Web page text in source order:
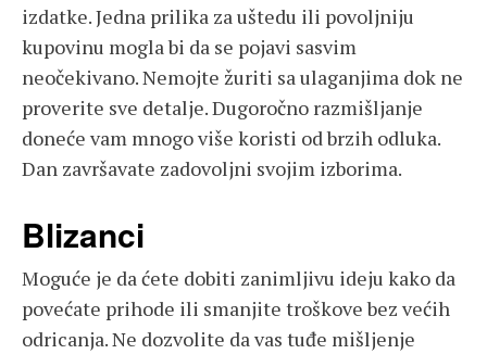
izdatke. Jedna prilika za uštedu ili povoljniju
kupovinu mogla bi da se pojavi sasvim
neočekivano. Nemojte žuriti sa ulaganjima dok ne
proverite sve detalje. Dugoročno razmišljanje
doneće vam mnogo više koristi od brzih odluka.
Dan završavate zadovoljni svojim izborima.
Blizanci
Moguće je da ćete dobiti zanimljivu ideju kako da
povećate prihode ili smanjite troškove bez većih
odricanja. Ne dozvolite da vas tuđe mišljenje